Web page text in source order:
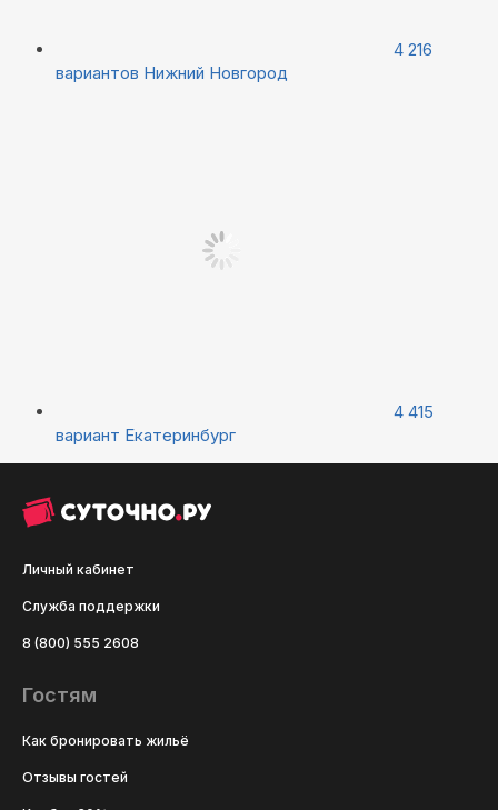
4 216
вариантов Нижний Новгород
4 415
вариант Екатеринбург
Личный кабинет
Служба поддержки
8 (800) 555 2608
Гостям
Как бронировать жильё
Отзывы гостей